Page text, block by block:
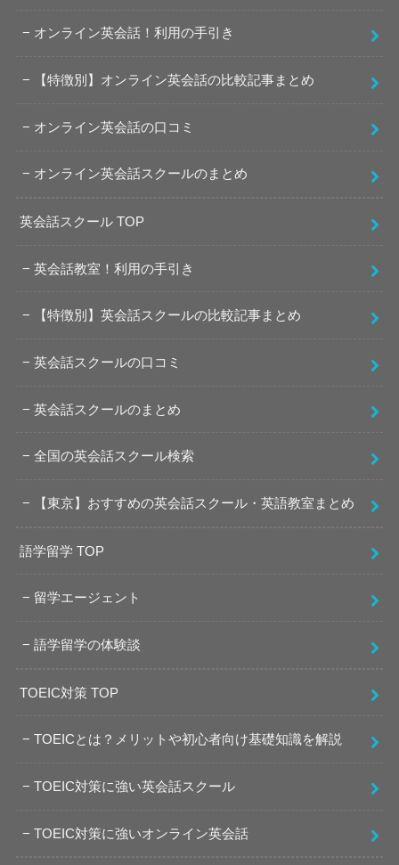
オンライン英会話！利用の手引き
【特徴別】オンライン英会話の比較記事まとめ
オンライン英会話の口コミ
オンライン英会話スクールのまとめ
英会話スクール TOP
英会話教室！利用の手引き
【特徴別】英会話スクールの比較記事まとめ
英会話スクールの口コミ
英会話スクールのまとめ
全国の英会話スクール検索
【東京】おすすめの英会話スクール・英語教室まとめ
語学留学 TOP
留学エージェント
語学留学の体験談
TOEIC対策 TOP
TOEICとは？メリットや初心者向け基礎知識を解説
TOEIC対策に強い英会話スクール
TOEIC対策に強いオンライン英会話